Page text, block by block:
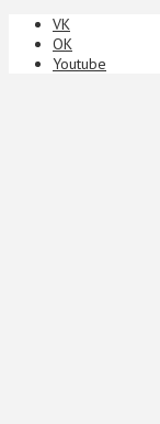
VK
ОК
Youtube